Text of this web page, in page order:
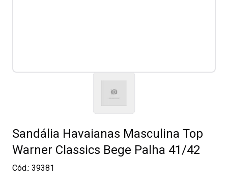
Sandália Havaianas Masculina Top
Warner Classics Bege Palha 41/42
Cód.: 39381